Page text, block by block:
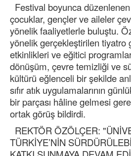
Festival boyunca
çocuklar, gençler ve aileler
yönelik faaliyetlerle buluştu.
yönelik gerçekleştirilen tiyatro
etkinlikleri ve eğitici
dönüşüm, çevre temizliği ve
kültürü eğlenceli bir şekilde
sıfır atık uygulamalarının
bir parçası hâline gelmesi
ortak görüş bildirdi.
REKTÖR ÖZÖLÇER:
TÜRKİYE’NİN